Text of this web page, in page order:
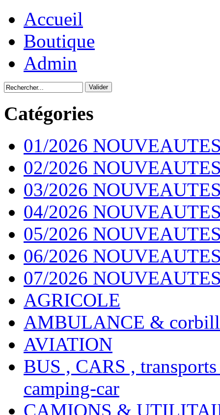
Accueil
Boutique
Admin
Catégories
01/2026
02/2026
03/2026
04/2026
05/2026
06/2026
07/2026
AGRICOLE
AMBULANCE &
AVIATION
BUS , CARS ,
camping-car
CAMIONS &